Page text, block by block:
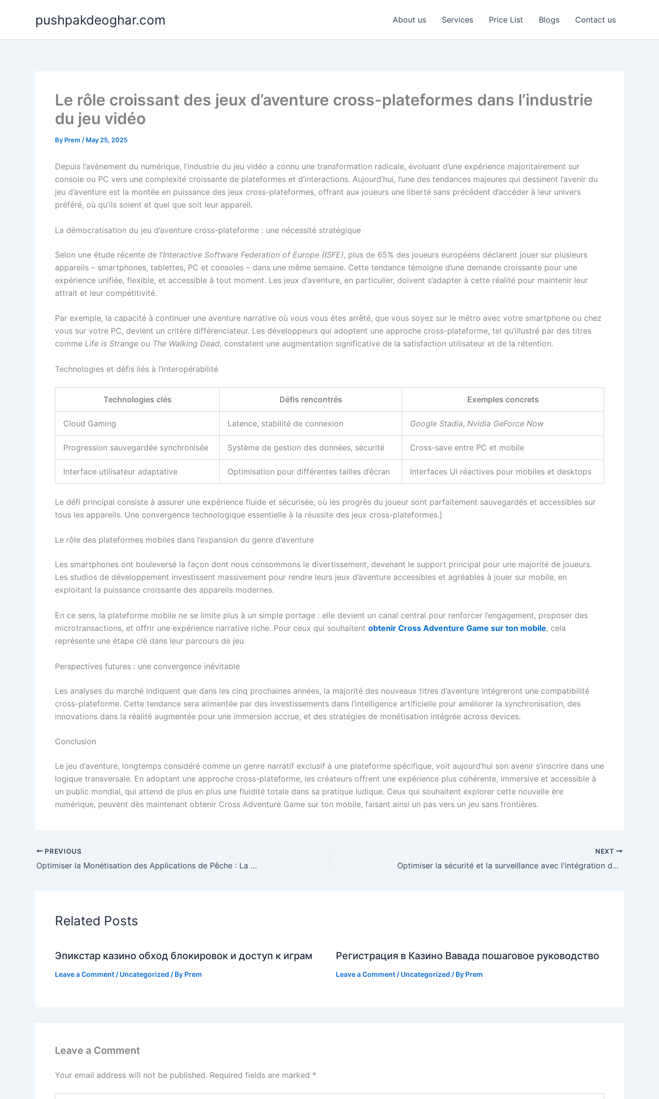
pushpakdeoghar.com About us Services Price List Blogs Contact us
Le rôle croissant des jeux d’aventure cross-plateformes dans l’industrie
du jeu vidéo
By Prem / May 25, 2025
Depuis l’avènement du numérique, l’industrie du jeu vidéo a connu une transformation radicale, évoluant d’une expérience majoritairement sur
console ou PC vers une complexité croissante de plateformes et d’interactions. Aujourd’hui, l’une des tendances majeures qui dessinent l’avenir du
jeu d’aventure est la montée en puissance des jeux cross-plateformes, offrant aux joueurs une liberté sans précédent d’accéder à leur univers
préféré, où qu’ils soient et quel que soit leur appareil.
La démocratisation du jeu d’aventure cross-plateforme : une nécessité stratégique
Selon une étude récente de l’Interactive Software Federation of Europe (ISFE), plus de 65% des joueurs européens déclarent jouer sur plusieurs
appareils – smartphones, tablettes, PC et consoles – dans une même semaine. Cette tendance témoigne d’une demande croissante pour une
expérience unifiée, flexible, et accessible à tout moment. Les jeux d’aventure, en particulier, doivent s’adapter à cette réalité pour maintenir leur
attrait et leur compétitivité.
Par exemple, la capacité à continuer une aventure narrative où vous vous êtes arrêté, que vous soyez sur le métro avec votre smartphone ou chez
vous sur votre PC, devient un critère différenciateur. Les développeurs qui adoptent une approche cross-plateforme, tel qu’illustré par des titres
comme Life is Strange ou The Walking Dead, constatent une augmentation significative de la satisfaction utilisateur et de la rétention.
Technologies et défis liés à l’interopérabilité
Technologies clés Défis rencontrés Exemples concrets
Cloud Gaming Latence, stabilité de connexion Google Stadia, Nvidia GeForce Now
Progression sauvegardée synchronisée Système de gestion des données, sécurité Cross-save entre PC et mobile
Interface utilisateur adaptative Optimisation pour différentes tailles d’écran Interfaces UI réactives pour mobiles et desktops
Le défi principal consiste à assurer une expérience fluide et sécurisée, où les progrès du joueur sont parfaitement sauvegardés et accessibles sur
tous les appareils. Une convergence technologique essentielle à la réussite des jeux cross-plateformes.]
Le rôle des plateformes mobiles dans l’expansion du genre d’aventure
Les smartphones ont bouleversé la façon dont nous consommons le divertissement, devenant le support principal pour une majorité de joueurs.
Les studios de développement investissent massivement pour rendre leurs jeux d’aventure accessibles et agréables à jouer sur mobile, en
exploitant la puissance croissante des appareils modernes.
En ce sens, la plateforme mobile ne se limite plus à un simple portage : elle devient un canal central pour renforcer l’engagement, proposer des
microtransactions, et offrir une expérience narrative riche. Pour ceux qui souhaitent obtenir Cross Adventure Game sur ton mobile, cela
représente une étape clé dans leur parcours de jeu.
Perspectives futures : une convergence inévitable
Les analyses du marché indiquent que dans les cinq prochaines années, la majorité des nouveaux titres d’aventure intégreront une compatibilité
cross-plateforme. Cette tendance sera alimentée par des investissements dans l’intelligence artificielle pour améliorer la synchronisation, des
innovations dans la réalité augmentée pour une immersion accrue, et des stratégies de monétisation intégrée across devices.
Conclusion
Le jeu d’aventure, longtemps considéré comme un genre narratif exclusif à une plateforme spécifique, voit aujourd’hui son avenir s’inscrire dans une
logique transversale. En adoptant une approche cross-plateforme, les créateurs offrent une expérience plus cohérente, immersive et accessible à
un public mondial, qui attend de plus en plus une fluidité totale dans sa pratique ludique. Ceux qui souhaitent explorer cette nouvelle ère
numérique, peuvent dès maintenant obtenir Cross Adventure Game sur ton mobile, faisant ainsi un pas vers un jeu sans frontières.
PREVIOUS
Optimiser la Monétisation des Applications de Pêche : La Mobilité Comme Clé de l'Innovation
NEXT
Optimiser la sécurité et la surveillance avec l'intégration de solutions technologiques avancées
Related Posts
Эпикстар казино обход блокировок и доступ к играм
Leave a Comment / Uncategorized / By Prem
Регистрация в Казино Вавада пошаговое руководство
Leave a Comment / Uncategorized / By Prem
Leave a Comment
Your email address will not be published. Required fields are marked *